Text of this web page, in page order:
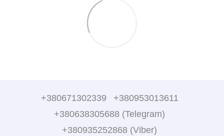
+380671302339
+380953013611
+380638305688 (Telegram)
+380935252868 (Viber)